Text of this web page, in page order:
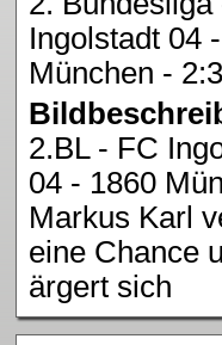
Ingolstadt 04
München - 2:3
2.BL - FC
04 - 1860
Markus Karl
eine Chance
ärgert sich